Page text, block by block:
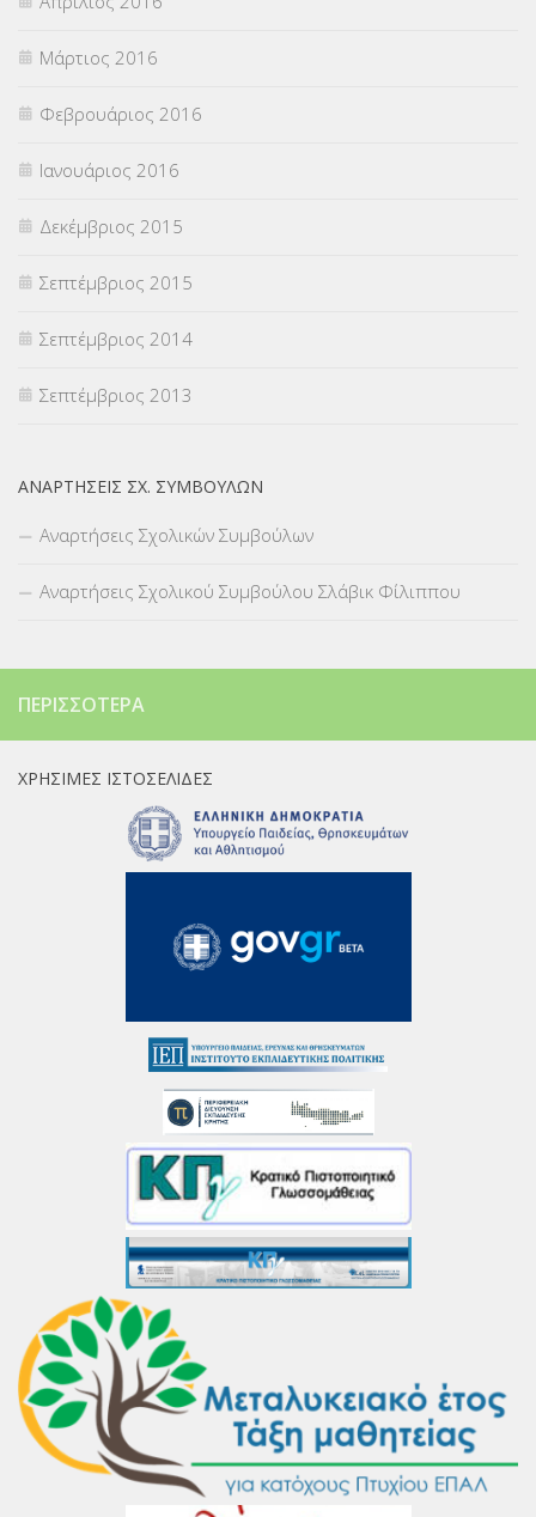
Μάρτιος 2016
Φεβρουάριος 2016
Ιανουάριος 2016
Δεκέμβριος 2015
Σεπτέμβριος 2015
Σεπτέμβριος 2014
Σεπτέμβριος 2013
ΑΝΑΡΤΉΣΕΙΣ ΣΧ. ΣΥΜΒΟΎΛΩΝ
Αναρτήσεις Σχολικών Συμβούλων
Αναρτήσεις Σχολικού Συμβούλου Σλάβικ Φίλιππου
ΠΕΡΙΣΣΌΤΕΡΑ
ΧΡΉΣΙΜΕΣ ΙΣΤΟΣΕΛΊΔΕΣ